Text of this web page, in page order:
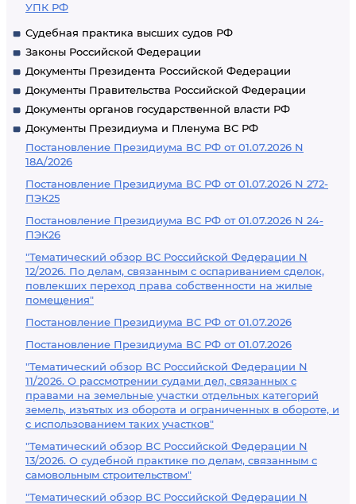
УПК РФ
Судебная практика высших судов РФ
Законы Российской Федерации
Документы Президента Российской Федерации
Документы Правительства Российской Федерации
Документы органов государственной власти РФ
Документы Президиума и Пленума ВС РФ
Постановление Президиума ВС РФ от 01.07.2026 N
18А/2026
Постановление Президиума ВС РФ от 01.07.2026 N 272-
ПЭК25
Постановление Президиума ВС РФ от 01.07.2026 N 24-
ПЭК26
"Тематический обзор ВС Российской Федерации N
12/2026. По делам, связанным с оспариванием сделок,
повлекших переход права собственности на жилые
помещения"
Постановление Президиума ВС РФ от 01.07.2026
Постановление Президиума ВС РФ от 01.07.2026
"Тематический обзор ВС Российской Федерации N
11/2026. О рассмотрении судами дел, связанных с
правами на земельные участки отдельных категорий
земель, изъятых из оборота и ограниченных в обороте, и
с использованием таких участков"
"Тематический обзор ВС Российской Федерации N
13/2026. О судебной практике по делам, связанным с
самовольным строительством"
"Тематический обзор ВС Российской Федерации N